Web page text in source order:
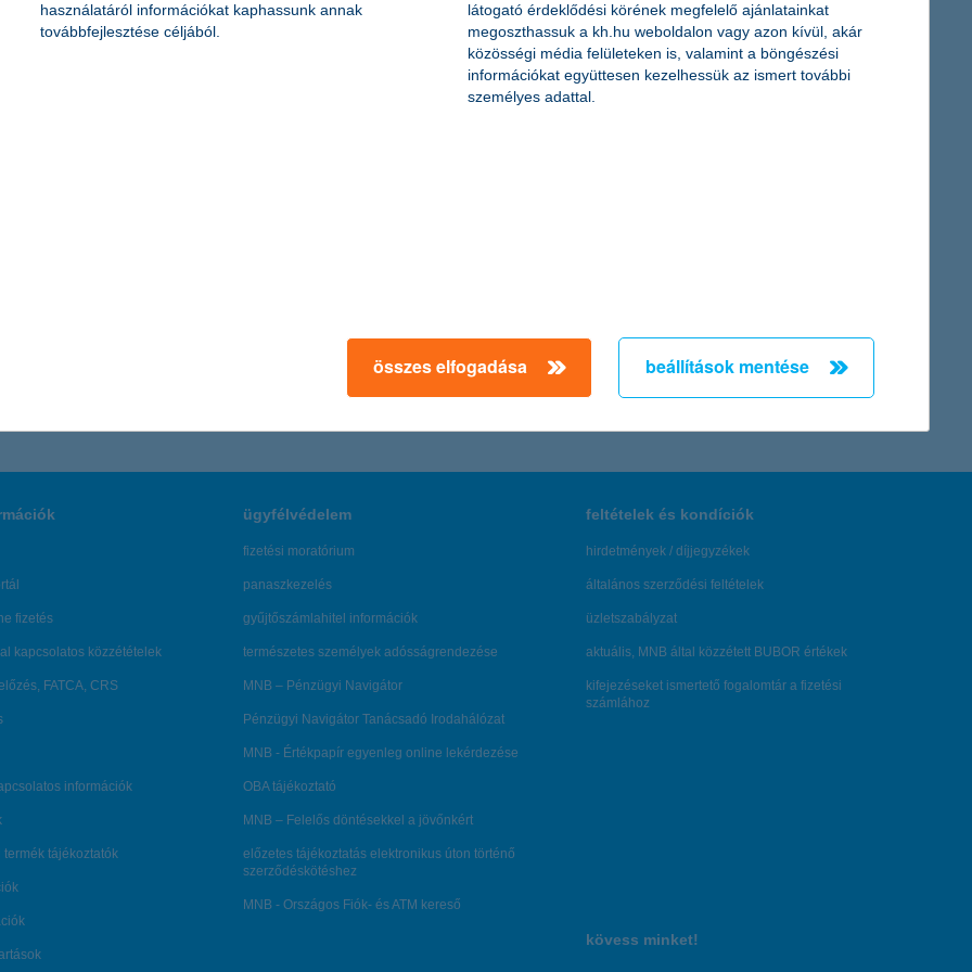
várakozásai nagymértékben növekedtek, átlagosan 6,8%-os árbevétel és 4,1%-os eredménynövekedést valószínűsítenek. Ez 2010
Pénzügyeik jövőbeni alakulását tekintve a mikrovállalkozások a legoptimistábbak – derül ki a K&H kkv bizalmi index kutatás
← Első utolsó →
fizetés
kapcsolatos közzétételek
FATCA, CRS
információk
termék tájékoztatók
ügyfélvédelem
fizetési moratórium
panaszkezelés
gyűjtőszámlahitel információk
természetes személyek adósságrendezése
MNB – Pénzügyi Navigátor
Pénzügyi Navigátor Tanácsadó Irodahálózat
MNB - Értékpapír egyenleg online lekérdezése
OBA tájékoztató
MNB – Felelős döntésekkel a jövőnkért
előzetes tájékoztatás elektronikus úton történő
szerződéskötéshez
MNB - Országos Fiók- és ATM kereső
feltételek és kondíciók
hirdetmények / díjjegyzékek
általános szerződési feltételek
üzletszabályzat
aktuális, MNB által közzétett BUBOR értékek
kifejezéseket ismertető fogalomtár a fizetési
számlához
kövess minket!
használatáról információkat kaphassunk annak
továbbfejlesztése céljából.
látogató érdeklődési körének megfelelő ajánlatainkat
megoszthassuk a kh.hu weboldalon vagy azon kívül, akár
közösségi média felületeken is, valamint a böngészési
információkat együttesen kezelhessük az ismert további
személyes adattal.
összes elfogadása beállítások mentése